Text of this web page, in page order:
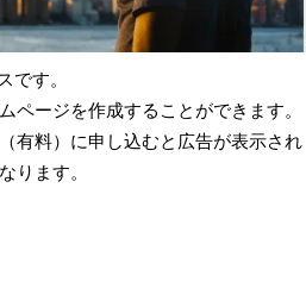
です。
ページを作成することができます。
有料）に申し込むと広告が表示され
ります。